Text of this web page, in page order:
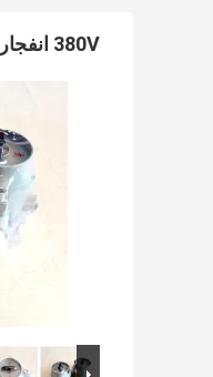
380V انفجار برهان الأمان التبديل منطقة الضميمة 1